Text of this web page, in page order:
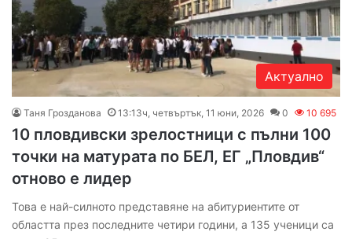
Актуално
Таня Грозданова 13:13ч, четвъртък, 11 юни, 2026 0 10 695
10 пловдивски зрелостници с пълни 100
точки на матурата по БЕЛ, ЕГ „Пловдив“
отново е лидер
Това е най-силното представяне на абитуриентите от
областта през последните четири години, а 135 ученици са